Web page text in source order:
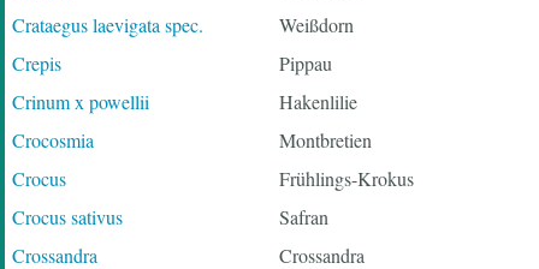
Crataegus laevigata spec.
Weißdorn
Crepis
Pippau
Crinum x powellii
Hakenlilie
Crocosmia
Montbretien
Crocus
Frühlings-Krokus
Crocus sativus
Safran
Crossandra
Crossandra